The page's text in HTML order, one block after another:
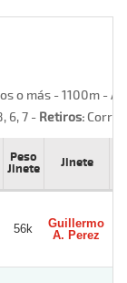
o más - 1100m -
6, 7 - Retiros:
Peso
Jinete
Jinete
56k
Guillermo
A. Perez